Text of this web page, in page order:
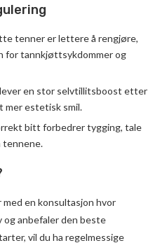
tenner er lettere å rengjøre,
for tannkjøttsykdommer og
en stor selvtillitsboost etter
mer estetisk smil.
bitt forbedrer tygging, tale
tennene.
en konsultasjon hvor
og anbefaler den beste
vil du ha regelmessige